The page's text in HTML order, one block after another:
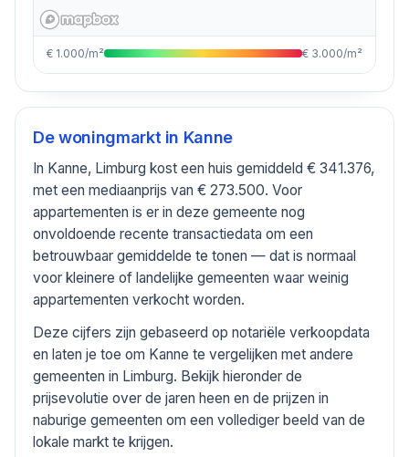
€ 1.000/m² € 3.000/m²
De woningmarkt in Kanne
In Kanne, Limburg kost een huis gemiddeld € 341.376,
met een mediaanprijs van € 273.500. Voor
appartementen is er in deze gemeente nog
onvoldoende recente transactiedata om een
betrouwbaar gemiddelde te tonen — dat is normaal
voor kleinere of landelijke gemeenten waar weinig
appartementen verkocht worden.
Deze cijfers zijn gebaseerd op notariële verkoopdata
en laten je toe om Kanne te vergelijken met andere
gemeenten in Limburg. Bekijk hieronder de
prijsevolutie over de jaren heen en de prijzen in
naburige gemeenten om een vollediger beeld van de
lokale markt te krijgen.